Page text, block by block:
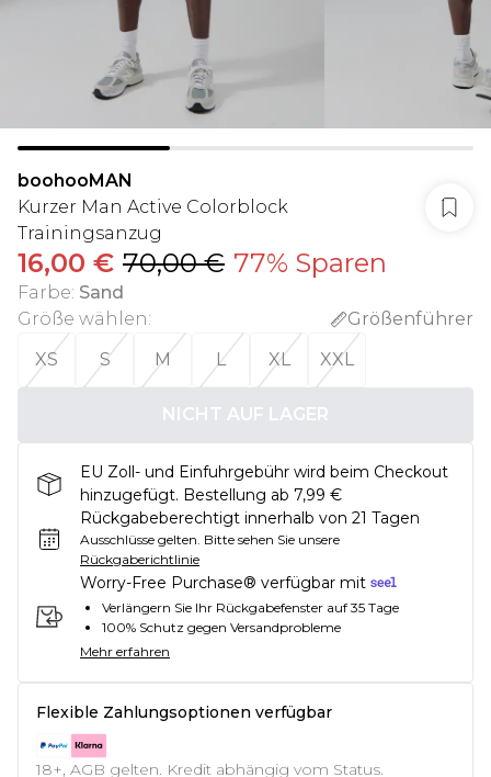
boohooMAN
Kurzer Man Active Colorblock
Trainingsanzug
16,00 € 70,00 € 77% Sparen
Farbe: Sand
Größe wählen:
Größenführer
XS
S M L XL XXL
NICHT AUF LAGER
EU Zoll- und Einfuhrgebühr wird beim Checkout
hinzugefügt. Bestellung ab 7,99 €
Rückgabeberechtigt innerhalb von 21 Tagen
Ausschlüsse gelten. Bitte sehen Sie unsere
Rückgaberichtlinie
Worry-Free Purchase® verfügbar mit
Verlängern Sie Ihr Rückgabefenster auf 35 Tage
100% Schutz gegen Versandprobleme
Mehr erfahren
Flexible Zahlungsoptionen verfügbar
18+, AGB gelten. Kredit abhängig vom Status.